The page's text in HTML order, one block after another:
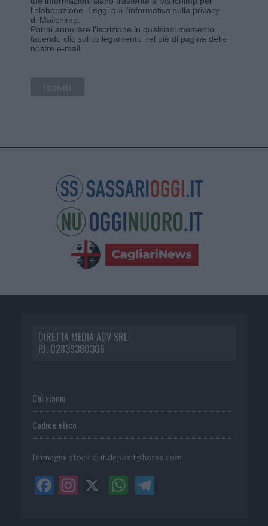
l'elaborazione. Leggi qui l'informativa sulla privacy
di Mailchimp
Potrai annullare l'iscrizione in qualsiasi momento
facendo clic sul collegamento nel piè di pagina delle
nostre e-mail.
DIRETTA MEDIA ADV SRL
P.I. 02839380306
Chi siamo
Codice etico
Immagini stock di it.depositphotos.com